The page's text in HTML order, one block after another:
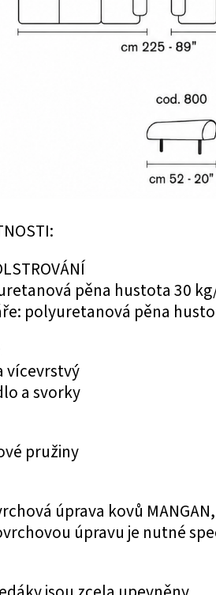
pěna hustota 30
polyuretanová pěna
vícevrstvý
a svorky
pružiny
úprava kovů MANGAN,
úpravu je nutné